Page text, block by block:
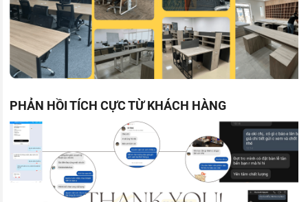
PHẢN HỒI TÍCH CỰC TỪ KHÁCH HÀNG